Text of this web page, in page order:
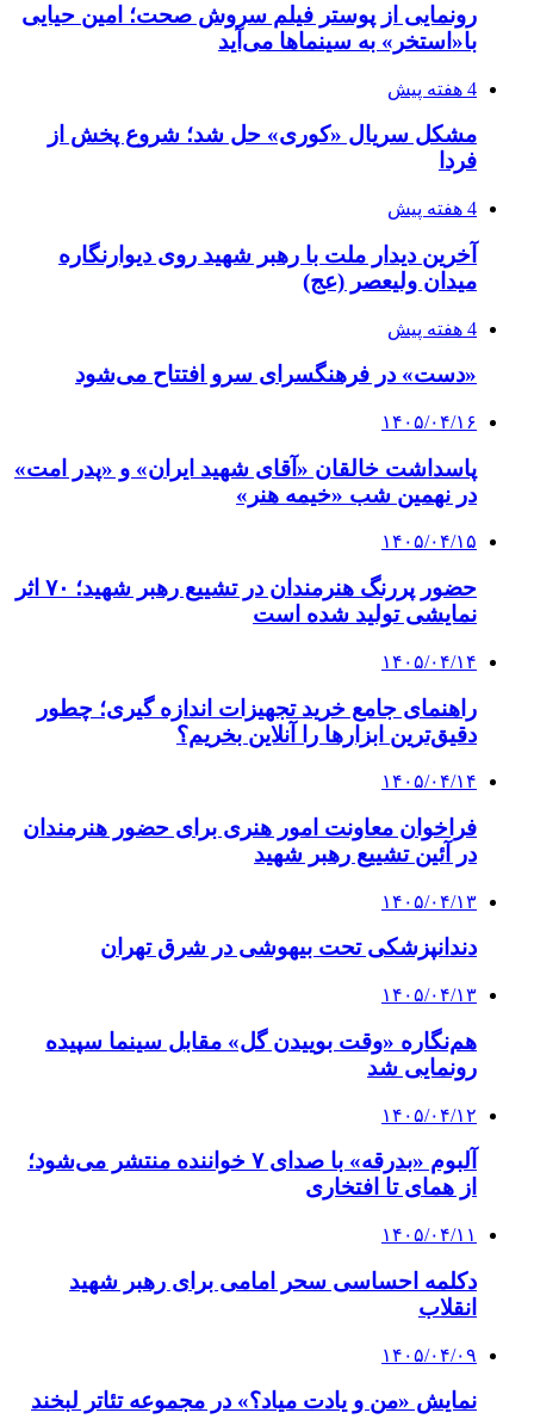
رونمایی از پوستر فیلم سروش صحت؛ امین حیایی
با«استخر» به سینماها می‌آید
4 هفته پیش
مشکل سریال «کوری» حل شد؛ شروع پخش از
فردا
4 هفته پیش
آخرین دیدار ملت با رهبر شهید روی دیوارنگاره
میدان ولیعصر (عج)
4 هفته پیش
«دست» در فرهنگسرای سرو افتتاح می‌شود
۱۴۰۵/۰۴/۱۶
پاسداشت خالقان «آقای شهید ایران» و «پدر امت»
در نهمین شب «خیمه هنر»
۱۴۰۵/۰۴/۱۵
حضور پررنگ هنرمندان در تشییع رهبر شهید؛ ۷۰ اثر
نمایشی تولید شده است
۱۴۰۵/۰۴/۱۴
راهنمای جامع خرید تجهیزات اندازه گیری؛ چطور
دقیق‌ترین ابزارها را آنلاین بخریم؟
۱۴۰۵/۰۴/۱۴
فراخوان معاونت امور هنری برای حضور هنرمندان
در آئین تشییع رهبر شهید
۱۴۰۵/۰۴/۱۳
دندانپزشکی تحت بیهوشی در شرق تهران
۱۴۰۵/۰۴/۱۳
هم‌نگاره «وقت بوییدن گل» مقابل سینما سپیده
رونمایی شد
۱۴۰۵/۰۴/۱۲
آلبوم «بدرقه» با صدای ۷ خواننده منتشر می‌شود؛
از همای تا افتخاری
۱۴۰۵/۰۴/۱۱
دکلمه‌ احساسی سحر امامی برای رهبر شهید
انقلاب
۱۴۰۵/۰۴/۰۹
نمایش «من و یادت میاد؟» در مجموعه تئاتر لبخند